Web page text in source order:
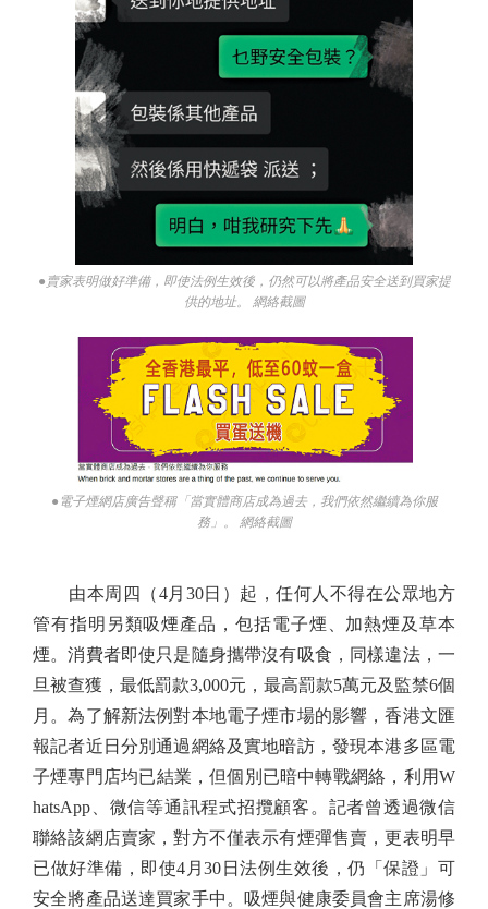
●賣家表明做好準備，即使法例生效後，仍然可以將產品安全送到買家提
供的地址。 網絡截圖
●電子煙網店廣告聲稱「當實體商店成為過去，我們依然繼續為你服
務」。 網絡截圖
由本周四（4月30日）起，任何人不得在公眾地方
管有指明另類吸煙產品，包括電子煙、加熱煙及草本
煙。消費者即使只是隨身攜帶沒有吸食，同樣違法，一
旦被查獲，最低罰款3,000元，最高罰款5萬元及監禁6個
月。為了解新法例對本地電子煙市場的影響，香港文匯
報記者近日分別通過網絡及實地暗訪，發現本港多區電
子煙專門店均已結業，但個別已暗中轉戰網絡，利用W
hatsApp、微信等通訊程式招攬顧客。記者曾透過微信
聯絡該網店賣家，對方不僅表示有煙彈售賣，更表明早
已做好準備，即使4月30日法例生效後，仍「保證」可
安全將產品送達買家手中。吸煙與健康委員會主席湯修